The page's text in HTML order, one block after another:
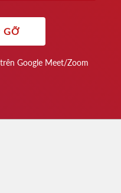
GỠ
Google Meet/Zoom